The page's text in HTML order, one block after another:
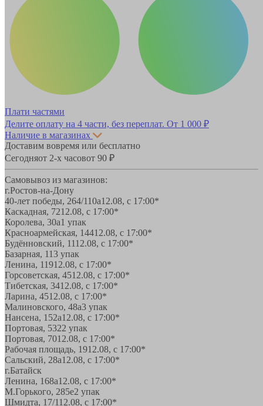
Плати частями
Делите оплату на 4 части, без переплат. От 1 000 ₽
Наличие в магазинах
Доставим вовремя или бесплатно
Сегодняот 2-х часовот 90 ₽
Самовывоз из магазинов:
г.Ростов-на-Дону
40-лет победы, 264/110а12.08, с 17:00*
Каскадная, 7212.08, с 17:00*
Королева, 30а1 упак
Красноармейская, 14412.08, с 17:00*
Будённовский, 1112.08, с 17:00*
Базарная, 113 упак
Ленина, 11912.08, с 17:00*
Горсоветская, 4512.08, с 17:00*
Тибетская, 3412.08, с 17:00*
Ларина, 4512.08, с 17:00*
Малиновского, 48а3 упак
Нансена, 152а12.08, с 17:00*
Портовая, 5322 упак
Портовая, 7012.08, с 17:00*
Рабочая площадь, 1912.08, с 17:00*
Сальский, 28a12.08, с 17:00*
г.Батайск
Ленина, 168а12.08, с 17:00*
М.Горького, 285е2 упак
Шмидта, 17/112.08, с 17:00*